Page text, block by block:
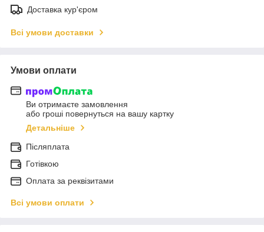
Доставка кур'єром
Всі умови доставки
Умови оплати
Ви отримаєте замовлення
або гроші повернуться на вашу картку
Детальніше
Післяплата
Готівкою
Оплата за реквізитами
Всі умови оплати